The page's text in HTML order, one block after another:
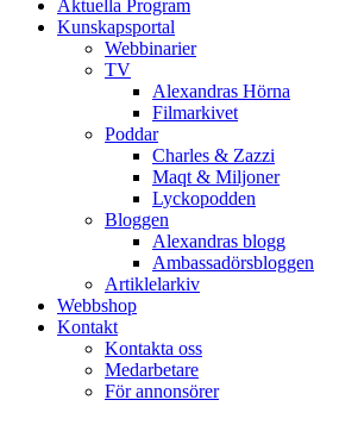
Aktuella Program
Kunskapsportal
Webbinarier
TV
Alexandras Hörna
Filmarkivet
Poddar
Charles & Zazzi
Maqt & Miljoner
Lyckopodden
Bloggen
Alexandras blogg
Ambassadörsbloggen
Artiklelarkiv
Webbshop
Kontakt
Kontakta oss
Medarbetare
För annonsörer